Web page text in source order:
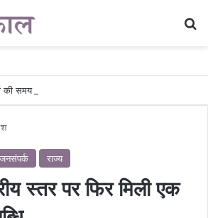
राज्य
स्तर पर फिर मिली एक